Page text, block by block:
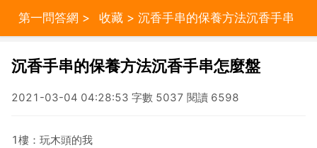
第一問答網 > 收藏 > 沉香手串的保養方法沉香手串
怎麼盤
沉香手串的保養方法沉香手串怎麼盤
2021-03-04 04:28:53 字數 5037 閱讀 6598
1樓：玩木頭的我